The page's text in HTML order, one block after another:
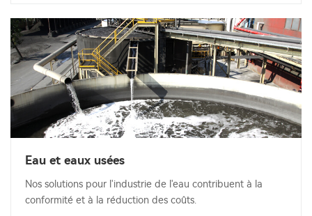
Eau et eaux usées
Nos solutions pour l'industrie de l'eau contribuent à la
conformité et à la réduction des coûts.